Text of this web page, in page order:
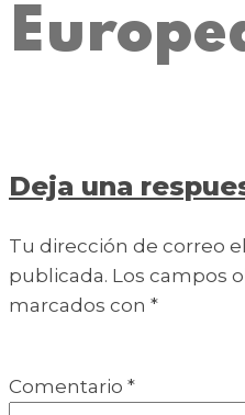
Deja una
Tu dirección de correo
publicada. Los campos
marcados con *
Comentario *